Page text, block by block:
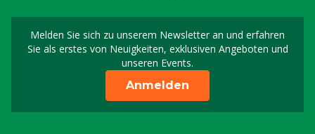
Melden Sie sich zu unserem Newsletter an und erfahren
Sie als erstes von Neuigkeiten, exklusiven Angeboten und
unseren Events.
Melden Sie sich für
Anmelden